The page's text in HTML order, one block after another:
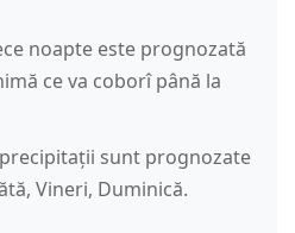
noapte este prognozată
ce va coborî până la
sunt prognozate
Vineri, Duminică.